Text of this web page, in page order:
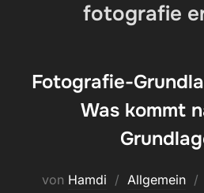
fotografie
Fotografie-
Was kommt
von Hamdi Allgemein